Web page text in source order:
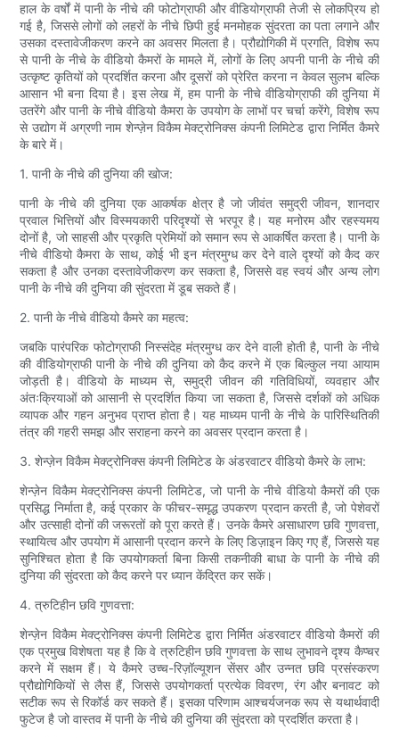
हाल के वर्षों में पानी के नीचे की फोटोग्राफी और वीडियोग्राफी तेजी से लोकप्रिय हो
गई है, जिससे लोगों को लहरों के नीचे छिपी हुई मनमोहक सुंदरता का पता लगाने और
उसका दस्तावेजीकरण करने का अवसर मिलता है। प्रौद्योगिकी में प्रगति, विशेष रूप
से पानी के नीचे के वीडियो कैमरों के मामले में, लोगों के लिए अपनी पानी के नीचे की
उत्कृष्ट कृतियों को प्रदर्शित करना और दूसरों को प्रेरित करना न केवल सुलभ बल्कि
आसान भी बना दिया है। इस लेख में, हम पानी के नीचे वीडियोग्राफी की दुनिया में
उतरेंगे और पानी के नीचे वीडियो कैमरा के उपयोग के लाभों पर चर्चा करेंगे, विशेष रूप
से उद्योग में अग्रणी नाम शेन्ज़ेन विकैम मेक्ट्रोनिक्स कंपनी लिमिटेड द्वारा निर्मित कैमरे
के बारे में।
1. पानी के नीचे की दुनिया की खोज:
पानी के नीचे की दुनिया एक आकर्षक क्षेत्र है जो जीवंत समुद्री जीवन, शानदार
प्रवाल भित्तियों और विस्मयकारी परिदृश्यों से भरपूर है। यह मनोरम और रहस्यमय
दोनों है, जो साहसी और प्रकृति प्रेमियों को समान रूप से आकर्षित करता है। पानी के
नीचे वीडियो कैमरा के साथ, कोई भी इन मंत्रमुग्ध कर देने वाले दृश्यों को कैद कर
सकता है और उनका दस्तावेजीकरण कर सकता है, जिससे वह स्वयं और अन्य लोग
पानी के नीचे की दुनिया की सुंदरता में डूब सकते हैं।
2. पानी के नीचे वीडियो कैमरे का महत्व:
जबकि पारंपरिक फोटोग्राफी निस्संदेह मंत्रमुग्ध कर देने वाली होती है, पानी के नीचे
की वीडियोग्राफी पानी के नीचे की दुनिया को कैद करने में एक बिल्कुल नया आयाम
जोड़ती है। वीडियो के माध्यम से, समुद्री जीवन की गतिविधियों, व्यवहार और
अंतःक्रियाओं को आसानी से प्रदर्शित किया जा सकता है, जिससे दर्शकों को अधिक
व्यापक और गहन अनुभव प्राप्त होता है। यह माध्यम पानी के नीचे के पारिस्थितिकी
तंत्र की गहरी समझ और सराहना करने का अवसर प्रदान करता है।
3. शेन्ज़ेन विकैम मेक्ट्रोनिक्स कंपनी लिमिटेड के अंडरवाटर वीडियो कैमरे के लाभ:
शेन्ज़ेन विकैम मेक्ट्रोनिक्स कंपनी लिमिटेड, जो पानी के नीचे वीडियो कैमरों की एक
प्रसिद्ध निर्माता है, कई प्रकार के फीचर-समृद्ध उपकरण प्रदान करती है, जो पेशेवरों
और उत्साही दोनों की जरूरतों को पूरा करते हैं। उनके कैमरे असाधारण छवि गुणवत्ता,
स्थायित्व और उपयोग में आसानी प्रदान करने के लिए डिज़ाइन किए गए हैं, जिससे यह
सुनिश्चित होता है कि उपयोगकर्ता बिना किसी तकनीकी बाधा के पानी के नीचे की
दुनिया की सुंदरता को कैद करने पर ध्यान केंद्रित कर सकें।
4. त्रुटिहीन छवि गुणवत्ता:
शेन्ज़ेन विकैम मेक्ट्रोनिक्स कंपनी लिमिटेड द्वारा निर्मित अंडरवाटर वीडियो कैमरों की
एक प्रमुख विशेषता यह है कि वे त्रुटिहीन छवि गुणवत्ता के साथ लुभावने दृश्य कैप्चर
करने में सक्षम हैं। ये कैमरे उच्च-रिज़ॉल्यूशन सेंसर और उन्नत छवि प्रसंस्करण
प्रौद्योगिकियों से लैस हैं, जिससे उपयोगकर्ता प्रत्येक विवरण, रंग और बनावट को
सटीक रूप से रिकॉर्ड कर सकते हैं। इसका परिणाम आश्चर्यजनक रूप से यथार्थवादी
फुटेज है जो वास्तव में पानी के नीचे की दुनिया की सुंदरता को प्रदर्शित करता है।